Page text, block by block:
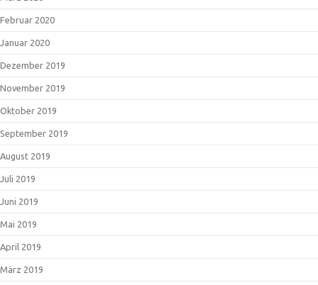
Februar 2020
Januar 2020
Dezember 2019
November 2019
Oktober 2019
September 2019
August 2019
Juli 2019
Juni 2019
Mai 2019
April 2019
März 2019